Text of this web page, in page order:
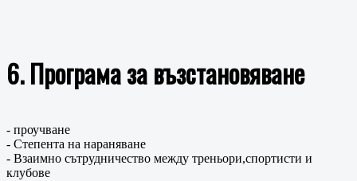
6. Програма за възстановяване
- проучване
- Степента на нараняване
- Взаимно сътрудничество между треньори,спортисти и
клубове